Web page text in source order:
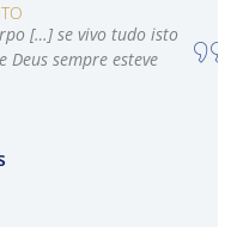
[…] se vivo tudo isto
sempre esteve